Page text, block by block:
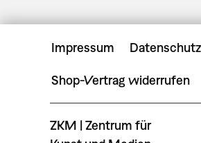
Impressum Datenschutz
Shop-Vertrag widerrufen
ZKM | Zentrum für